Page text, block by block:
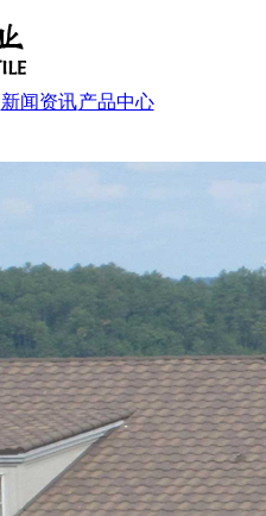
新闻资讯产品中心